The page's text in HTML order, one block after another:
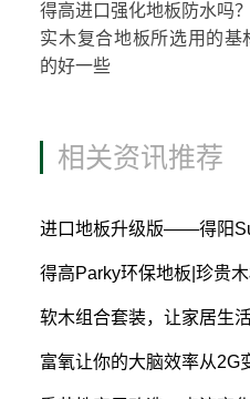
得高进口强化地板防水吗
实木复合地板所选用的
的好一些
相关资讯推荐
进口地板升级版——得阳
得高Parky环保地板|珍贵
软木组合套装，让家居生
富氧让你的大脑效率从2G